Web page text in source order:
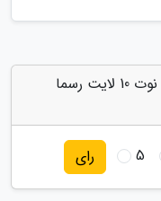
به "گوشی های گلکسی اس 10 لایت و نوت 10 لایت رسما
5 رای